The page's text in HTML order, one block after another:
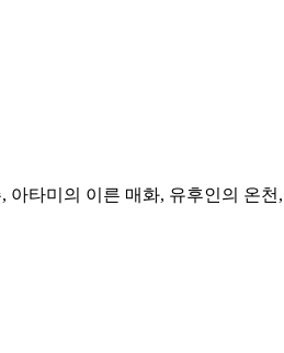
타미의 이른 매화, 유후인의 온